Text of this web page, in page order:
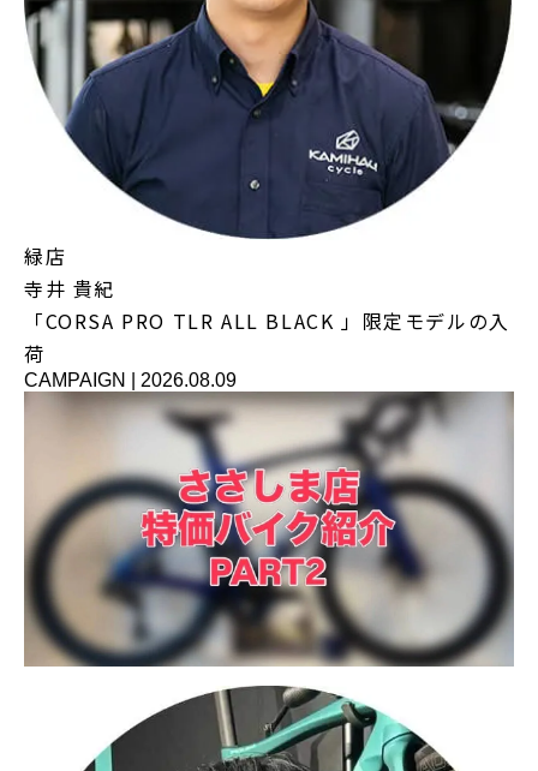
緑店
寺井 貴紀
「CORSA PRO TLR ALL BLACK 」限定モデルの入
荷
CAMPAIGN 2026.08.09